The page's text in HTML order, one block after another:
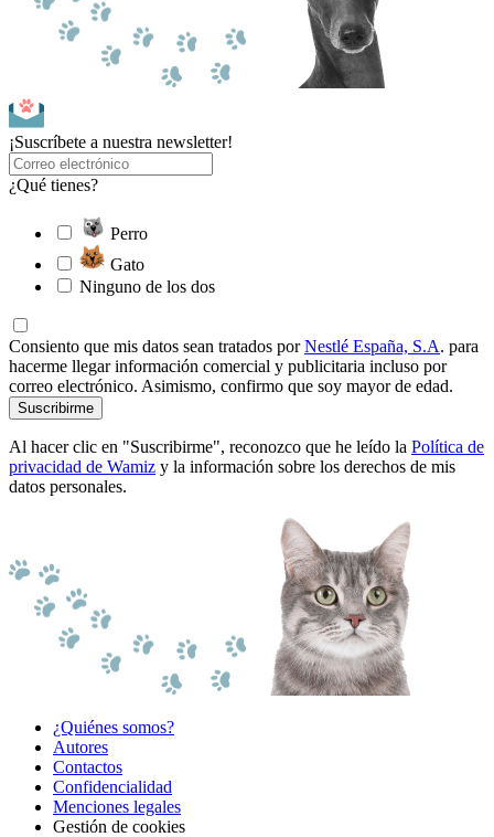
¡Suscríbete a nuestra newsletter!
¿Qué tienes?
Perro
Gato
Ninguno de los dos
Consiento que mis datos sean tratados porNestlé España, S.A. para
hacerme llegar información comercial y publicitaria incluso por
correo electrónico. Asimismo, confirmo que soy mayor de edad.
Suscribirme
Al hacer clic en "Suscribirme", reconozco que he leído la Política de
privacidad de Wamiz y la información sobre los derechos de mis
datos personales.
¿Quiénes somos?
Autores
Contactos
Confidencialidad
Menciones legales
Gestión de cookies